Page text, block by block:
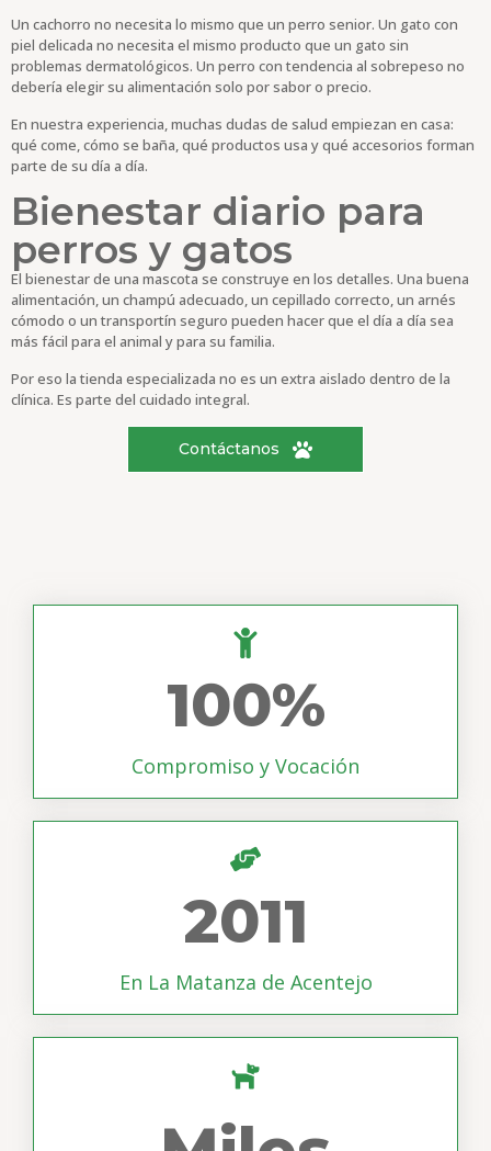
Un cachorro no necesita lo mismo que un perro senior. Un gato con
piel delicada no necesita el mismo producto que un gato sin
problemas dermatológicos. Un perro con tendencia al sobrepeso no
debería elegir su alimentación solo por sabor o precio.
En nuestra experiencia, muchas dudas de salud empiezan en casa:
qué come, cómo se baña, qué productos usa y qué accesorios forman
parte de su día a día.
Bienestar diario para
perros y gatos
El bienestar de una mascota se construye en los detalles. Una buena
alimentación, un champú adecuado, un cepillado correcto, un arnés
cómodo o un transportín seguro pueden hacer que el día a día sea
más fácil para el animal y para su familia.
Por eso la tienda especializada no es un extra aislado dentro de la
clínica. Es parte del cuidado integral.
Contáctanos
100%
Compromiso y Vocación
2011
En La Matanza de Acentejo